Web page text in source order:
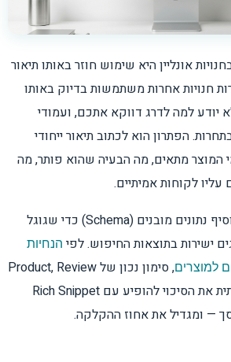
אונליין היא שימוש חוזר באותו תיאור
חנויות אחרות משתמשות בדיוק באותו
יודע למה לדרג דווקא אתכם, ועמודי
הפתרון הוא לכתוב תיאור ייחודי
המוצר מתאים, מה הבעיה שהוא פותר, מה
לקוחות אמיתיים.
מעבר לתוכן, חשוב להוסיף נתונים מובנים (Schema) כדי שגוגל
ישירות בתוצאות החיפוש. לפי הנחיות
, סימון נכון של Product, Review
ו-Offer מגדיל משמעותית את הסיכוי להופיע עם Rich Snippet
— ומגדיל את אחוז ההקלקה.